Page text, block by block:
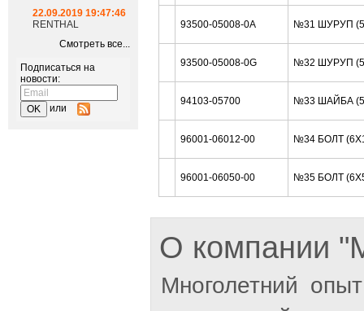
22.09.2019 19:47:46
RENTHAL
Смотреть все...
Подписаться на
новости:
или
93500-05008-0A №31 ШУРУП
93500-05008-0G №32 ШУРУП
94103-05700 №33 ШАЙБА
96001-06012-00 №34 БОЛТ
96001-06050-00 №35 БОЛТ
О компании
Многолетний